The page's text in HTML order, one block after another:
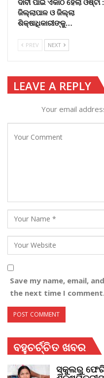
ଜିଲ୍ଲାପାଳ ଓ ଜିଲ୍ଲା
ଶିକ୍ଷାଧିକାରୀଙ୍କୁ…
PREV NEXT
LEAVE A REPLY
Your email
Save my name, email,
the next time I comment.
ବହୁଚର୍ଚ୍ଚିତ ଖବର
ସ୍କୁଲରୁ